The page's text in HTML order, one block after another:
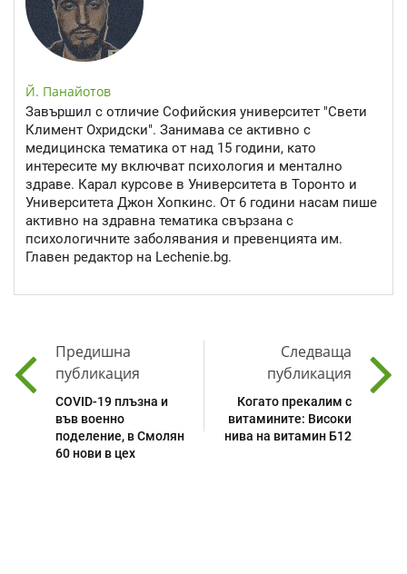
Й. Панайотов
Завършил с отличие Софийския университет "Свети
Климент Охридски". Занимава се активно с
медицинска тематика от над 15 години, като
интересите му включват психология и ментално
здраве. Карал курсове в Университета в Торонто и
Университета Джон Хопкинс. От 6 години насам пише
активно на здравна тематика свързана с
психологичните заболявания и превенцията им.
Главен редактор на Lechenie.bg.
Предишна
публикация
COVID-19 плъзна и
във военно
поделение, в Смолян
60 нови в цех
Следваща
публикация
Когато прекалим с
витамините: Високи
нива на витамин Б12